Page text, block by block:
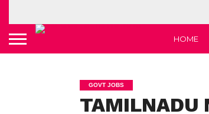
HOME
GOVT JOBS
TAMILNADU